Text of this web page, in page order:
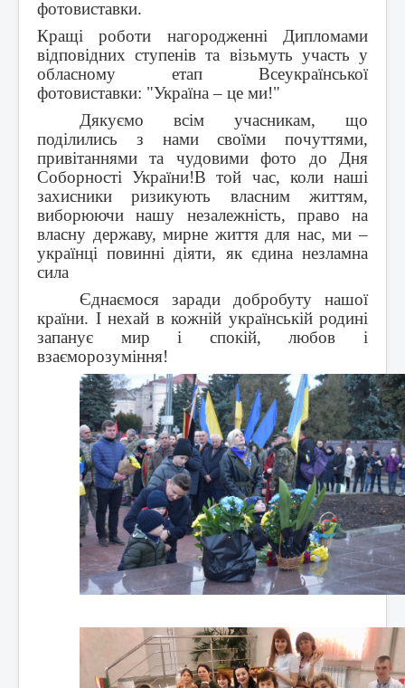
фотовиставки.
Кращі роботи нагородженні Дипломами
відповідних ступенів та візьмуть участь у
обласному етап Всеукраїнської
фотовиставки: "Україна – це ми!"
Дякуємо всім учасникам, що
поділились з нами своїми почуттями,
привітаннями та чудовими фото до Дня
Соборності України!В той час, коли наші
захисники ризикують власним життям,
виборюючи нашу незалежність, право на
власну державу, мирне життя для нас, ми –
українці повинні діяти, як єдина незламна
сила
Єднаємося заради добробуту нашої
країни. І нехай в кожній українській родині
запанує мир і спокій, любов і
взаєморозуміння!